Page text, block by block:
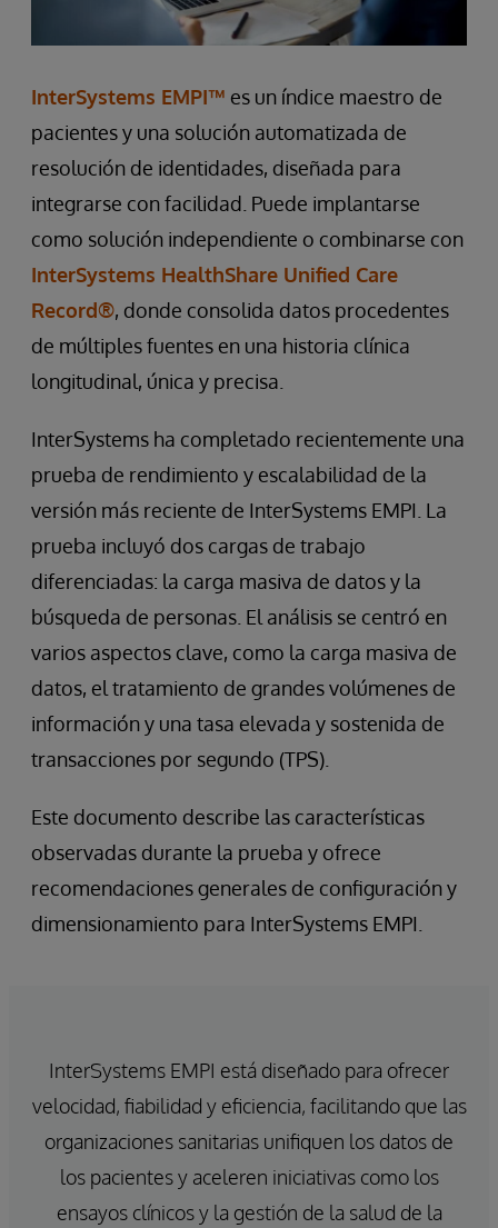
InterSystems EMPI™ es un índice maestro de
pacientes y una solución automatizada de
resolución de identidades, diseñada para
integrarse con facilidad. Puede implantarse
como solución independiente o combinarse con
InterSystems HealthShare Unified Care
Record®, donde consolida datos procedentes
de múltiples fuentes en una historia clínica
longitudinal, única y precisa.
InterSystems ha completado recientemente una
prueba de rendimiento y escalabilidad de la
versión más reciente de InterSystems EMPI. La
prueba incluyó dos cargas de trabajo
diferenciadas: la carga masiva de datos y la
búsqueda de personas. El análisis se centró en
varios aspectos clave, como la carga masiva de
datos, el tratamiento de grandes volúmenes de
información y una tasa elevada y sostenida de
transacciones por segundo (TPS).
Este documento describe las características
observadas durante la prueba y ofrece
recomendaciones generales de configuración y
dimensionamiento para InterSystems EMPI.
InterSystems EMPI está diseñado para ofrecer
velocidad, fiabilidad y eficiencia, facilitando que las
organizaciones sanitarias unifiquen los datos de
los pacientes y aceleren iniciativas como los
ensayos clínicos y la gestión de la salud de la